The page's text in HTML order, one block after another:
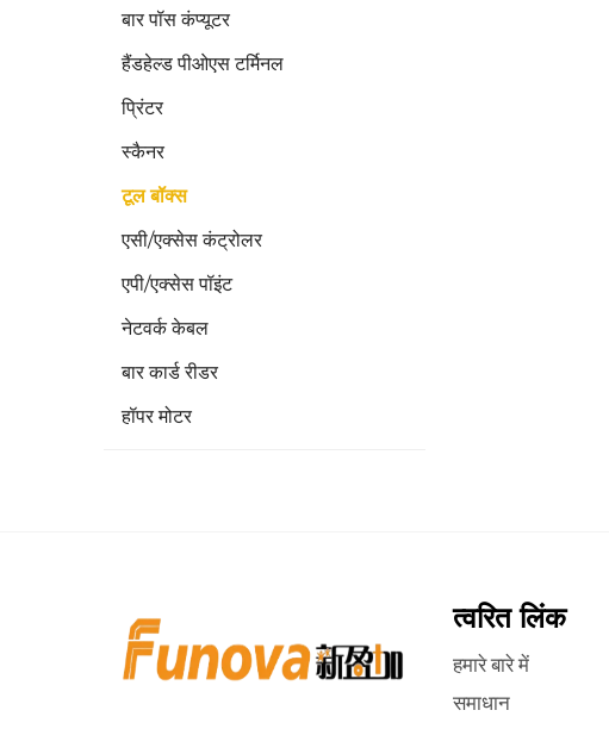
बार पॉस कंप्यूटर
हैंडहेल्ड पीओएस टर्मिनल
प्रिंटर
स्कैनर
टूल बॉक्स
एसी/एक्सेस कंट्रोलर
एपी/एक्सेस पॉइंट
नेटवर्क केबल
बार कार्ड रीडर
हॉपर मोटर
त्वरित लिंक
हमारे बारे में
समाधान